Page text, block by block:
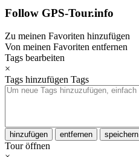
Follow GPS-Tour.info
Zu meinen Favoriten hinzufügen
Von meinen Favoriten entfernen
Tags bearbeiten
×
Tags hinzufügen Tags
hinzufügen entfernen speichern
Tour öffnen